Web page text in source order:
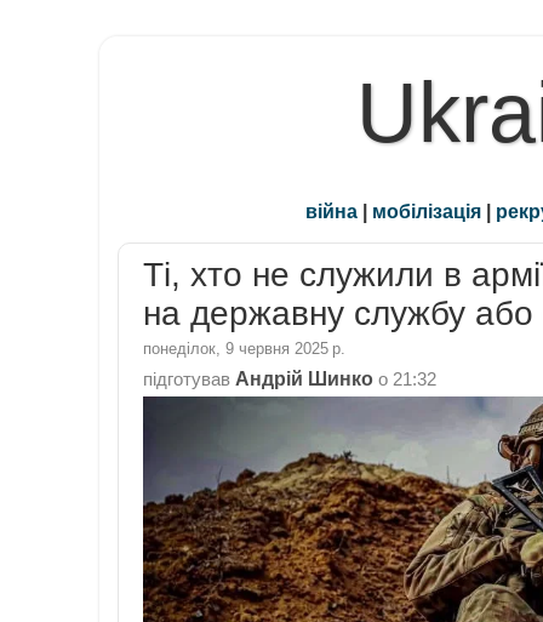
війна | мобілізація |
Ті, хто не служили в
на державну службу або
понеділок, 9 червня 2025 р.
підготував Андрій Шинко о 21:32